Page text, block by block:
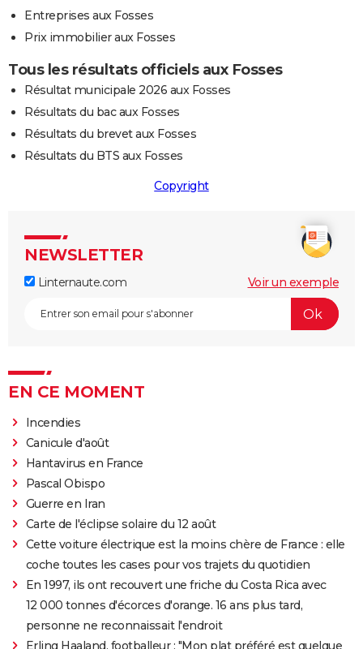
Entreprises aux Fosses
Prix immobilier aux Fosses
Tous les résultats officiels aux Fosses
Résultat municipale 2026 aux Fosses
Résultats du bac aux Fosses
Résultats du brevet aux Fosses
Résultats du BTS aux Fosses
Copyright
NEWSLETTER
Linternaute.com Voir un exemple
EN CE MOMENT
Incendies
Canicule d'août
Hantavirus en France
Pascal Obispo
Guerre en Iran
Carte de l'éclipse solaire du 12 août
Cette voiture électrique est la moins chère de France : elle
coche toutes les cases pour vos trajets du quotidien
En 1997, ils ont recouvert une friche du Costa Rica avec
12 000 tonnes d'écorces d'orange. 16 ans plus tard,
personne ne reconnaissait l'endroit
Erling Haaland, footballeur : "Mon plat préféré est quelque